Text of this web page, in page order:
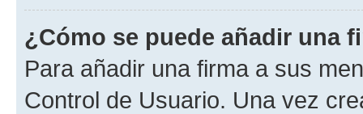
¿Cómo se puede añadir una
Para añadir una firma a sus
Control de Usuario. Una vez